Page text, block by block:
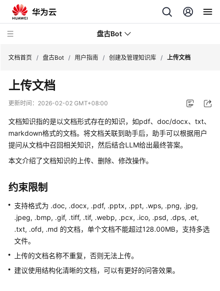
盘古Bot
最
新
态
产
介
速
入
门
用
指
文档首页 / 盘古Bot / 用户指南 / 创建及管理知识库 / 上传文档
上传文档
更新时间： 2026-02-02 GMT+08:00
文档知识指的是以文档形式存在的知识，如pdf、doc/docx、txt、
markdown格式的文档。将文档关联到助手后，助手可以根据用户
提问从文档中召回相关知识，然后结合LLM给出最终答案。
本文介绍了文档知识的上传、删除、修改操作。
约束限制
支持格式为 .doc, .docx, .pdf, .pptx, .ppt, .wps, .png, .jpg,
.jpeg, .bmp, .gif, .tiff, .tif, .webp, .pcx, .ico, .psd, .dps, .et,
.txt, .ofd, .md 的文档，单个文档不能超过128.00MB，支持多选
文件。
上传的文档名称不重复，否则无法上传。
建议使用结构化清晰的文档，可以有更好的问答效果。